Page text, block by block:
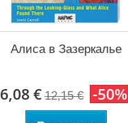
Алиса в Зазеркалье
6,08 € 12,15 € -50%